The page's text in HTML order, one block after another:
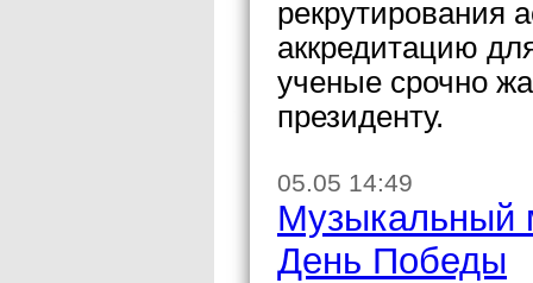
рекрутирования
аккредитацию
ученые срочно
президенту.
05.05 14:49
Музыкальный
День Победы